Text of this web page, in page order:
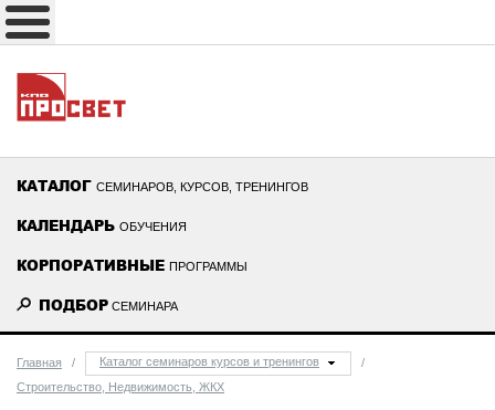
КАТАЛОГ СЕМИНАРОВ, КУРСОВ, ТРЕНИНГОВ
КАЛЕНДАРЬ ОБУЧЕНИЯ
КОРПОРАТИВНЫЕ ПРОГРАММЫ
ПОДБОР СЕМИНАРА
Главная / Каталог семинаров курсов и тренингов
/
Строительство, Недвижимость, ЖКХ